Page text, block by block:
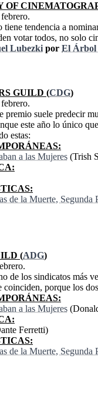
OF
tiene tendencia a
votar todos, no solo
Lubezki por El Árbol
GUILD (CDG)
premio suele predecir
este año lo único
estas:
a las Mujeres (Trish
de la Muerte, Segunda
(ADG)
de los sindicatos más
coinciden, porque los
a las Mujeres
Ferretti)
de la Muerte, Segunda